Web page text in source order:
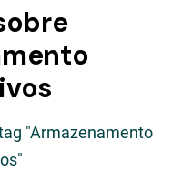
"Armazenamento